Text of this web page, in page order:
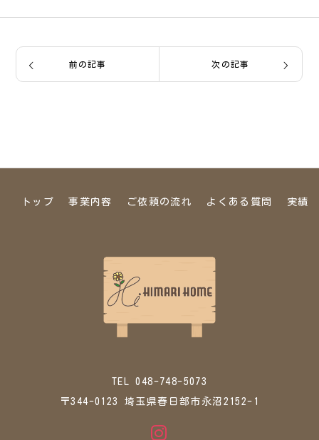
前の記事 次の記事
トップ 事業内容 ご依頼の流れ よくある質問 実績
TEL 048-748-5073
〒344-0123 埼玉県春日部市永沼2152-1